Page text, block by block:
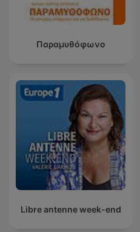
Παραμυθόφωνο
Libre antenne week-end